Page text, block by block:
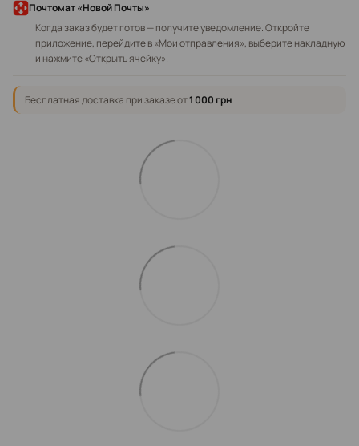
Почтомат «Новой Почты»
Когда заказ будет готов — получите уведомление. Откройте
приложение, перейдите в «Мои отправления», выберите накладную
и нажмите «Открыть ячейку».
Бесплатная доставка при заказе от1 000 грн